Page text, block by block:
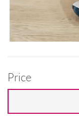
Price